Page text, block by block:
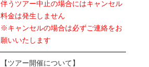
伴うツアー中止の場合にはキャンセル
料金は発生しません
※キャンセルの場合は必ずご連絡をお
願いいたします
【ツアー開催について】